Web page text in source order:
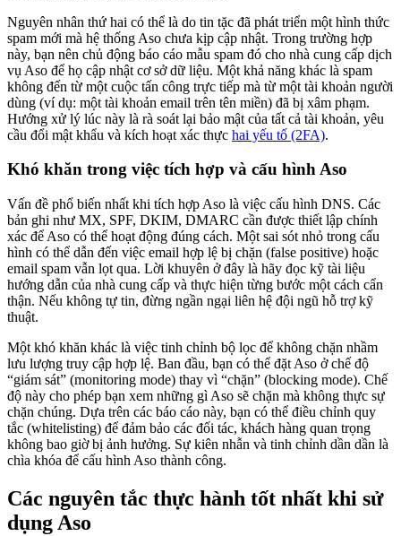
Nguyên nhân thứ hai có thể là do tin tặc đã phát triển một hình thức
spam mới mà hệ thống Aso chưa kịp cập nhật. Trong trường hợp
này, bạn nên chủ động báo cáo mẫu spam đó cho nhà cung cấp dịch
vụ Aso để họ cập nhật cơ sở dữ liệu. Một khả năng khác là spam
không đến từ một cuộc tấn công trực tiếp mà từ một tài khoản người
dùng (ví dụ: một tài khoản email trên tên miền) đã bị xâm phạm.
Hướng xử lý lúc này là rà soát lại bảo mật của tất cả tài khoản, yêu
cầu đổi mật khẩu và kích hoạt xác thực hai yếu tố (2FA).
Khó khăn trong việc tích hợp và cấu hình Aso
Vấn đề phổ biến nhất khi tích hợp Aso là việc cấu hình DNS. Các
bản ghi như MX, SPF, DKIM, DMARC cần được thiết lập chính
xác để Aso có thể hoạt động đúng cách. Một sai sót nhỏ trong cấu
hình có thể dẫn đến việc email hợp lệ bị chặn (false positive) hoặc
email spam vẫn lọt qua. Lời khuyên ở đây là hãy đọc kỹ tài liệu
hướng dẫn của nhà cung cấp và thực hiện từng bước một cách cẩn
thận. Nếu không tự tin, đừng ngần ngại liên hệ đội ngũ hỗ trợ kỹ
thuật.
Một khó khăn khác là việc tinh chỉnh bộ lọc để không chặn nhầm
lưu lượng truy cập hợp lệ. Ban đầu, bạn có thể đặt Aso ở chế độ
“giám sát” (monitoring mode) thay vì “chặn” (blocking mode). Chế
độ này cho phép bạn xem những gì Aso sẽ chặn mà không thực sự
chặn chúng. Dựa trên các báo cáo này, bạn có thể điều chỉnh quy
tắc (whitelisting) để đảm bảo các đối tác, khách hàng quan trọng
không bao giờ bị ảnh hưởng. Sự kiên nhẫn và tinh chỉnh dần dần là
chìa khóa để cấu hình Aso thành công.
Các nguyên tắc thực hành tốt nhất khi sử
dụng Aso